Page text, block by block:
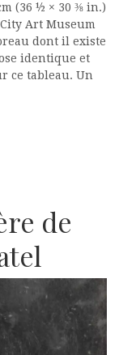
(36 ½ × 30 ⅜ in.)
Art Museum
dont il existe
identique et
ce tableau. Un
de